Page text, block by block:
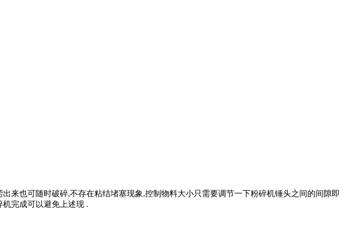
来也可随时破碎,不存在粘结堵塞现象,控制物料大小只需要调节一下粉碎机锤头之间的间隙即
完成可以避免上述现 .